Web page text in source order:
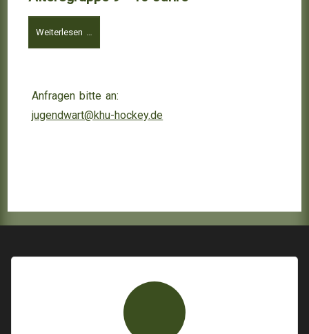
Weiterlesen …
Anfragen bitte an:
jugendwart@khu-hockey.de